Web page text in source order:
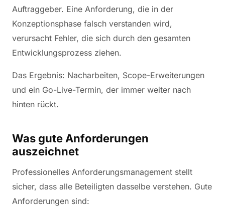
Auftraggeber. Eine Anforderung, die in der
Konzeptionsphase falsch verstanden wird,
verursacht Fehler, die sich durch den gesamten
Entwicklungsprozess ziehen.
Das Ergebnis: Nacharbeiten, Scope-Erweiterungen
und ein Go-Live-Termin, der immer weiter nach
hinten rückt.
Was gute Anforderungen
auszeichnet
Professionelles Anforderungsmanagement stellt
sicher, dass alle Beteiligten dasselbe verstehen. Gute
Anforderungen sind: